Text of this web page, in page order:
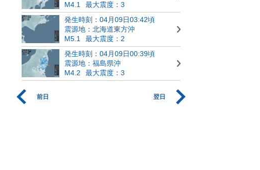
M4.1
最大震度：3
発生時刻：04月09日03:42頃
震源地：北海道東方沖
M5.1
最大震度：2
発生時刻：04月09日00:39頃
震源地：福島県沖
M4.2
最大震度：3
前日 翌日